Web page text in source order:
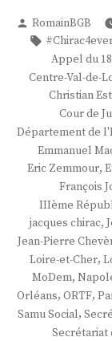
Publié
par
RomainBGB
Étiquettes :
Appel du
Centre-Val-de-
Christian
Cour de
Département de
Emmanuel
Eric Zemmour,
François
IIIème
jacques chirac,
Jean-Pierre
Loire-et-Cher,
MoDem,
Orléans, ORTF,
Samu Social,
Secrétariat